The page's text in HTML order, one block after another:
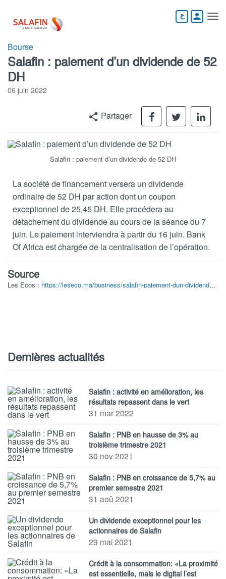
contenu
principal
person
Bourse
Salafin : paiement d’un dividende de 52
DH
06 juin 2022
share Partager Facebook
Tweeter
Salafin : paiement d’un dividende de 52 DH
La société de financement versera un dividende
ordinaire de 52 DH par action dont un coupon
exceptionnel de 25,45 DH. Elle procédera au
détachement du dividende au cours de la séance du 7
juin. Le paiement interviendra à partir du 16 juin. Bank
Of Africa est chargée de la centralisation de l’opération.
Source
Les Ecos : https://leseco.ma/business/salafin-paiement-dun-dividende-de-52-dh.html
Dernières actualités
Salafin : activité en amélioration, les
résultats repassent dans le vert
31 mar 2022
Salafin : PNB en hausse de 3% au
troisième trimestre 2021
30 nov 2021
Salafin : PNB en croissance de 5,7% au
premier semestre 2021
31 aoû 2021
Un dividende exceptionnel pour les
actionnaires de Salafin
29 mai 2021
Crédit à la consommation: «La proximité
est essentielle, mais le digital l’est